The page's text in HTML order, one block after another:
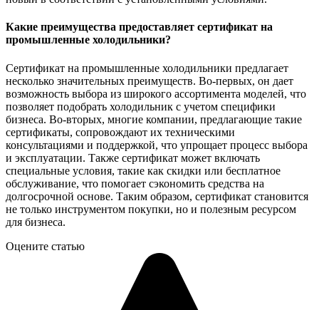
Какие преимущества предоставляет сертификат на
промышленные холодильники?
Сертификат на промышленные холодильники предлагает
несколько значительных преимуществ. Во-первых, он дает
возможность выбора из широкого ассортимента моделей, что
позволяет подобрать холодильник с учетом специфики
бизнеса. Во-вторых, многие компании, предлагающие такие
сертификаты, сопровождают их техническими
консультациями и поддержкой, что упрощает процесс выбора
и эксплуатации. Также сертификат может включать
специальные условия, такие как скидки или бесплатное
обслуживание, что помогает сэкономить средства на
долгосрочной основе. Таким образом, сертификат становится
не только инструментом покупки, но и полезным ресурсом
для бизнеса.
Оцените статью